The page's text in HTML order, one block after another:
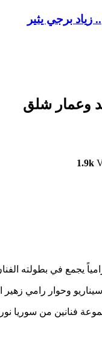
برجي يثير
وعمار شلق
1.9k
يجمع في بطولته
وحوار رامي زهير
فنانين من سوريا